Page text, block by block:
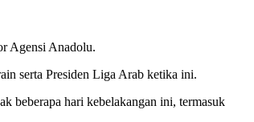
Agensi Anadolu.
serta Presiden Liga Arab ketika ini.
beberapa hari kebelakangan ini, termasuk